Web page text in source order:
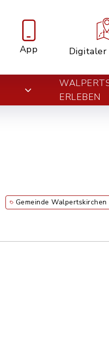
App Digitaler
ERLEBEN
Gemeinde Walpertskirchen